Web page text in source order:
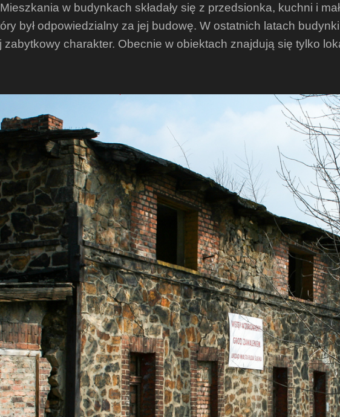
w budynkach składały się z przedsionka, kuchni i
był odpowiedzialny za jej budowę. W ostatnich latach
zabytkowy charakter. Obecnie w obiektach znajdują się tylko